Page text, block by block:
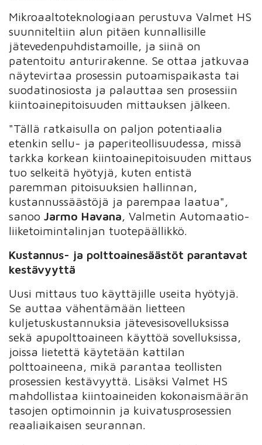
Mikroaaltoteknologiaan perustuva Valmet HS
suunniteltiin alun pitäen kunnallisille
jätevedenpuhdistamoille, ja siinä on
patentoitu anturirakenne. Se ottaa jatkuvaa
näytevirtaa prosessin putoamispaikasta tai
suodatinosiosta ja palauttaa sen prosessiin
kiintoainepitoisuuden mittauksen jälkeen.
"Tällä ratkaisulla on paljon potentiaalia
etenkin sellu- ja paperiteollisuudessa, missä
tarkka korkean kiintoainepitoisuuden mittaus
tuo selkeitä hyötyjä, kuten entistä
paremman pitoisuuksien hallinnan,
kustannussäästöjä ja parempaa laatua",
sanooJarmo Havana , Valmetin Automaatio-
liiketoimintalinjan tuotepäällikkö.
Kustannus- ja polttoainesäästöt parantavat
kestävyyttä
Uusi mittaus tuo käyttäjille useita hyötyjä.
Se auttaa vähentämään lietteen
kuljetuskustannuksia jätevesisovelluksissa
sekä apupolttoaineen käyttöä sovelluksissa,
joissa lietettä käytetään kattilan
polttoaineena, mikä parantaa teollisten
prosessien kestävyyttä. Lisäksi Valmet HS
mahdollistaa kiintoaineiden kokonaismäärän
tasojen optimoinnin ja kuivatusprosessien
reaaliaikaisen seurannan.